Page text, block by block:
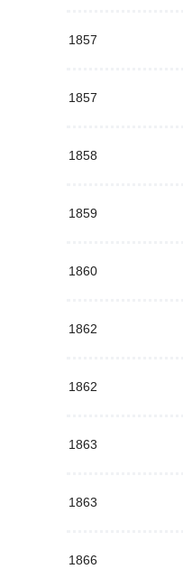
1857
1857
1858
1859
1860
1862
1862
1863
1863
1866